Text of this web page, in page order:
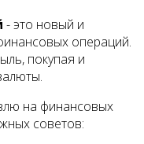
- это новый и
операций.
покупая и
на финансовых
советов: